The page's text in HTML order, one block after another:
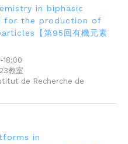
in biphasic
for the production of
【第95回有機元素
18:00
教室
de Recherche de
in